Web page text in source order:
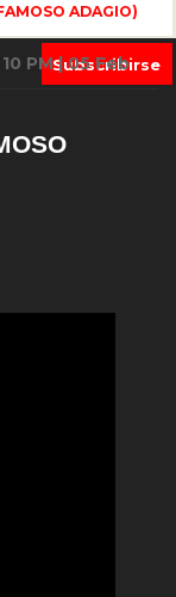
ADAGIO)
10 PM | 05 Feb